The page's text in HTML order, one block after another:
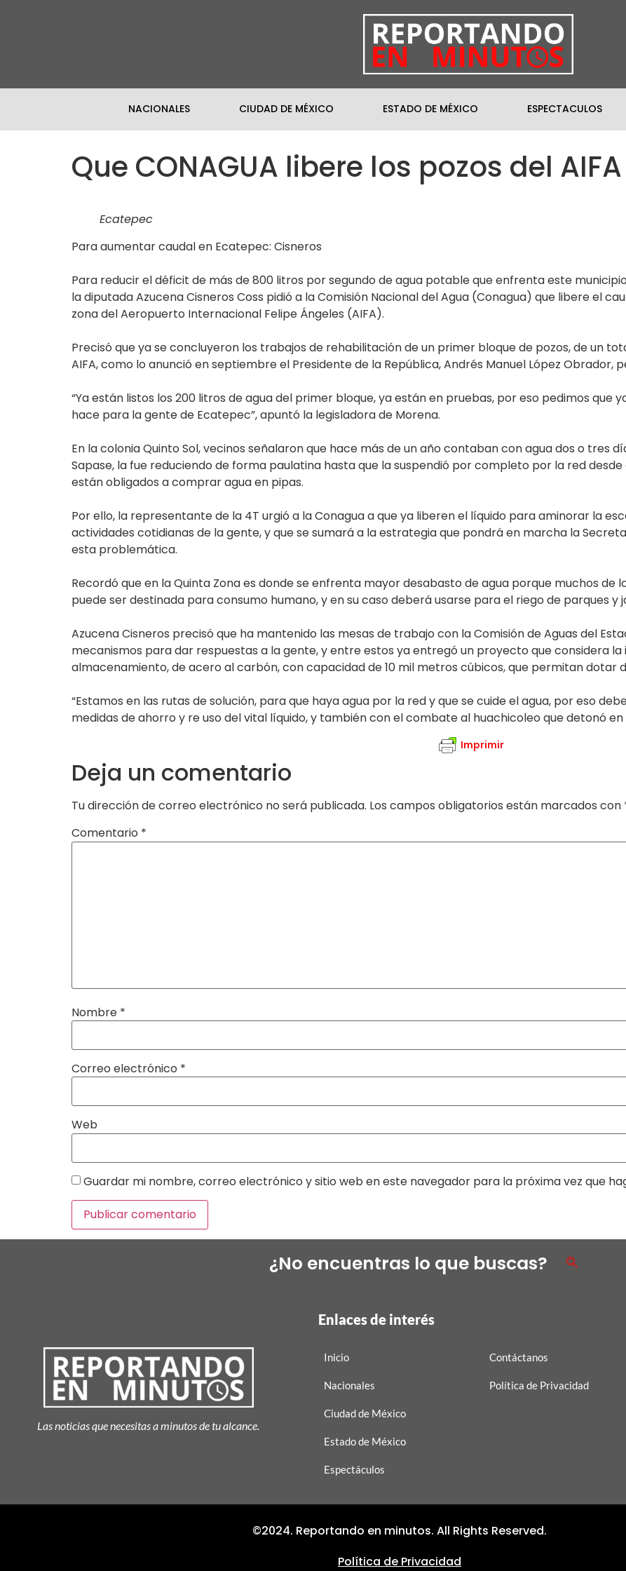
NACIONALES CIUDAD DE MÉXICO ESTADO DE MÉXICO ESPECTACULOS
Que CONAGUA libere los pozos del AIFA
Ecatepec
Para aumentar caudal en Ecatepec: Cisneros
Para reducir el déficit de más de 800 litros por segundo de agua potable que enfrenta este
la diputada Azucena Cisneros Coss pidió a la Comisión Nacional del Agua (Conagua) que libere el
zona del Aeropuerto Internacional Felipe Ángeles (AIFA).
Precisó que ya se concluyeron los trabajos de rehabilitación de un primer bloque de pozos, de un
AIFA, como lo anunció en septiembre el Presidente de la República, Andrés Manuel López Obrador,
“Ya están listos los 200 litros de agua del primer bloque, ya están en pruebas, por eso pedimos que
hace para la gente de Ecatepec”, apuntó la legisladora de Morena.
En la colonia Quinto Sol, vecinos señalaron que hace más de un año contaban con agua dos o tres
Sapase, la fue reduciendo de forma paulatina hasta que la suspendió por completo por la red
están obligados a comprar agua en pipas.
Por ello, la representante de la 4T urgió a la Conagua a que ya liberen el líquido para aminorar la
actividades cotidianas de la gente, y que se sumará a la estrategia que pondrá en marcha la
esta problemática.
Recordó que en la Quinta Zona es donde se enfrenta mayor desabasto de agua porque muchos de
puede ser destinada para consumo humano, y en su caso deberá usarse para el riego de parques y
Azucena Cisneros precisó que ha mantenido las mesas de trabajo con la Comisión de Aguas del
mecanismos para dar respuestas a la gente, y entre estos ya entregó un proyecto que considera
almacenamiento, de acero al carbón, con capacidad de 10 mil metros cúbicos, que permitan dotar
“Estamos en las rutas de solución, para que haya agua por la red y que se cuide el agua, por eso
medidas de ahorro y re uso del vital líquido, y también con el combate al huachicoleo que detonó
Imprimir
Deja un comentario
Tu dirección de correo electrónico no será publicada. Los campos obligatorios están marcados con
Comentario *
Nombre *
Correo electrónico *
Web
Guardar mi nombre, correo electrónico y sitio web en este navegador para la próxima vez que
¿No encuentras lo que buscas?
Las noticias que necesitas a minutos de tu alcance.
Enlaces de interés
Inicio
Nacionales
Ciudad de México
Estado de México
Espectáculos
Contáctanos
Política de Privacidad
©2024. Reportando en minutos. All Rights Reserved.
Política de Privacidad